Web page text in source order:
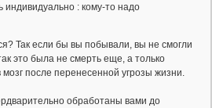
индивидуально : кому-то надо
Так если бы вы побывали, вы не смогли
это была не смерть еще, а только
после перенесенной угрозы жизни.
обработаны вами до